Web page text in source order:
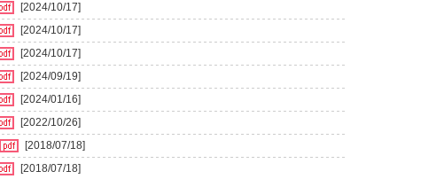
[2024/10/17]
[2024/10/17]
[2024/10/17]
[2024/09/19]
[2024/01/16]
[2022/10/26]
[2018/07/18]
[2018/07/18]